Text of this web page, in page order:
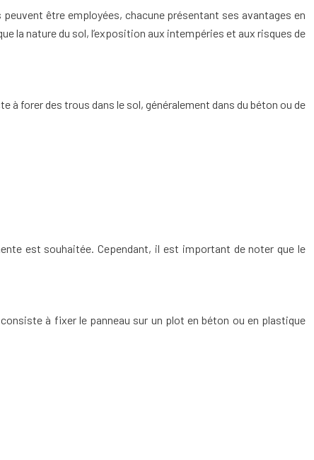
être employées, chacune présentant ses avantages en
la nature du sol, l’exposition aux intempéries et aux risques de
à forer des trous dans le sol, généralement dans du béton ou de
est souhaitée. Cependant, il est important de noter que le
à fixer le panneau sur un plot en béton ou en plastique